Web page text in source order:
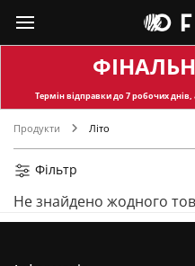
Термін відправкидо 7 робочих днів,
Продукти Літо
Фільтр
Не знайдено жодного